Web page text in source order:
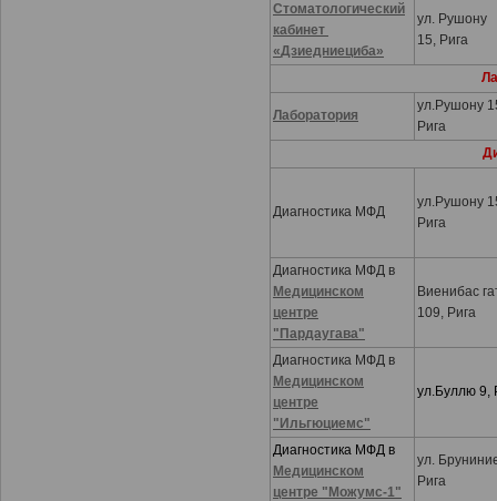
Стоматологический
кабинет
«Дзиедниециба»
ул. Рушону
15, Рига
Лаборатория
ул.Рушону
Рига
Диагностика МФД
ул.Рушону
Рига
Диагностика МФД в
Медицинском
центре
"Пардаугава"
Виенибас
109, Рига
Диагностика МФД в
Медицинском
центре
"Ильгюциемс"
ул.Буллю 9,
Диагностика МФД в
Медицинском
центре "Можумс-1"
ул.
Рига